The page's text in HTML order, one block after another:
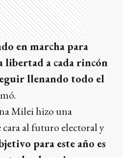
en marcha para
libertad a cada rincón
llenando todo el
Milei hizo una
al futuro electoral y
para este año es